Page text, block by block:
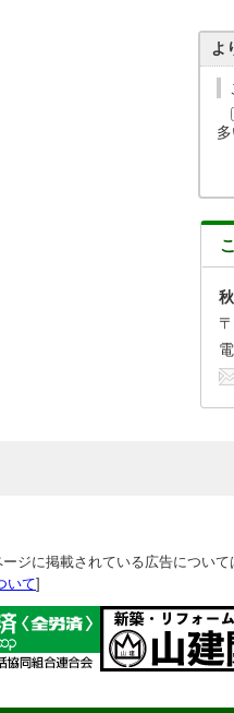
よ
ジに掲載されている広告につい
いて]